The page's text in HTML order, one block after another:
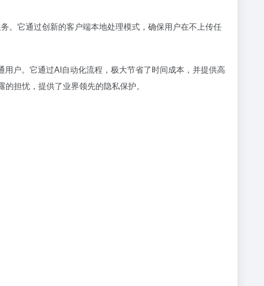
。它通过创新的客户端本地处理模式，确保用户在不上传任
户。它通过AI自动化流程，极大节省了时间成本，并提供高
担忧，提供了业界领先的隐私保护。